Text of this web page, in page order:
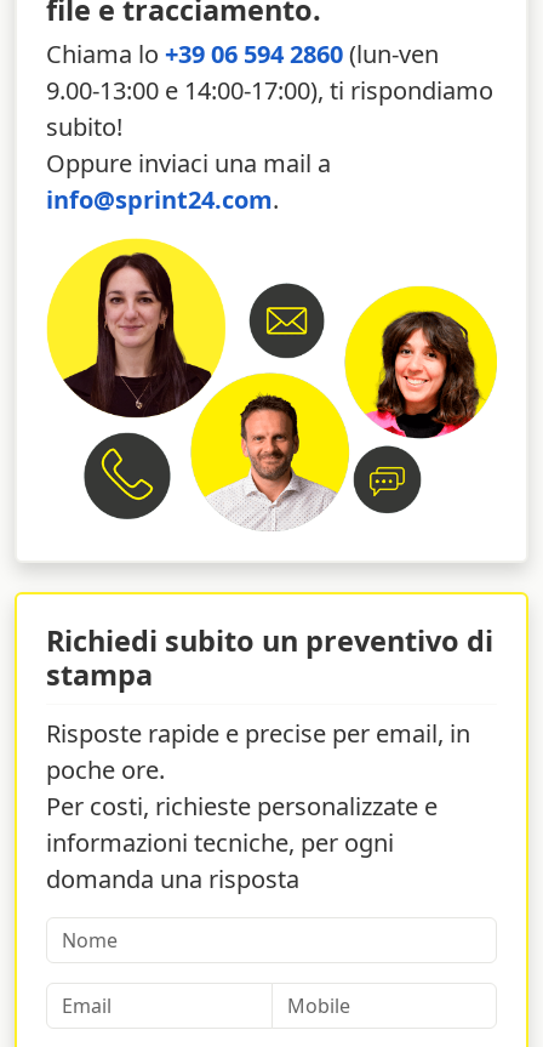
file e tracciamento.
Chiama lo +39 06 594 2860(lun-ven
9.00-13:00 e 14:00-17:00), ti rispondiamo
subito!
Oppure inviaci una mail a
info@sprint24.com.
Richiedi subito un preventivo di
stampa
Risposte rapide e precise per email, in
poche ore.
Per costi, richieste personalizzate e
informazioni tecniche, per ogni
domanda una risposta